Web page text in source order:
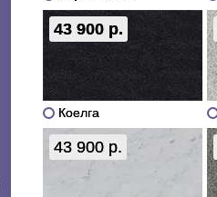
43 900 р.
Коелга
43 900 р.